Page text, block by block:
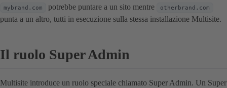
mybrand.com potrebbe puntare a un sito mentre otherbrand.com
punta a un altro, tutti in esecuzione sulla stessa installazione Multisite.
Il ruolo Super Admin
Multisite introduce un ruolo speciale chiamato Super Admin. Un Super